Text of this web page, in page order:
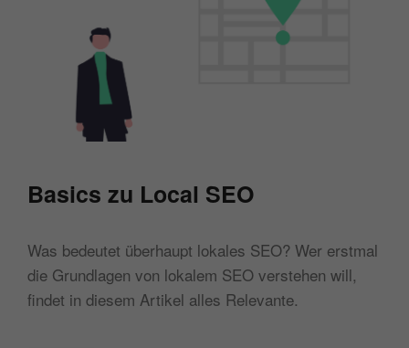
Basics zu Local SEO
Was bedeutet überhaupt lokales SEO? Wer erstmal
die Grundlagen von lokalem SEO verstehen will,
findet in diesem Artikel alles Relevante.